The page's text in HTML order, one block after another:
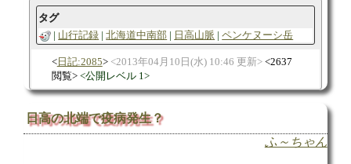
タグ
山行記録
北海道中南部 日高山脈 ペンケヌーシ岳
日記:2085 2013年04月10日(水) 10:46 更新
2637
閲覧
公開レベル 1
日高の北端で疫病発生？
ふ～ちゃん